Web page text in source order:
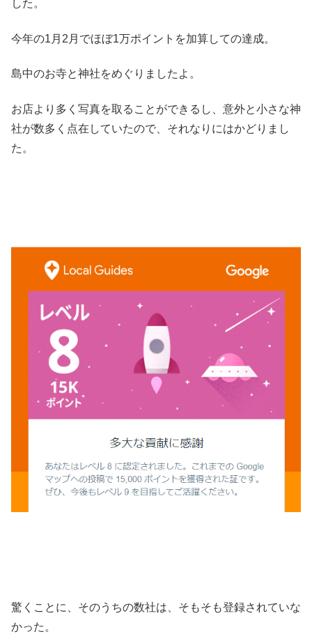
した。
今年の1月2月でほぼ1万ポイントを加算しての達成。
島中のお寺と神社をめぐりましたよ。
お店より多く写真を取ることができるし、意外と小さな神
社が数多く点在していたので、それなりにはかどりまし
た。
驚くことに、そのうちの数社は、そもそも登録されていな
かった。